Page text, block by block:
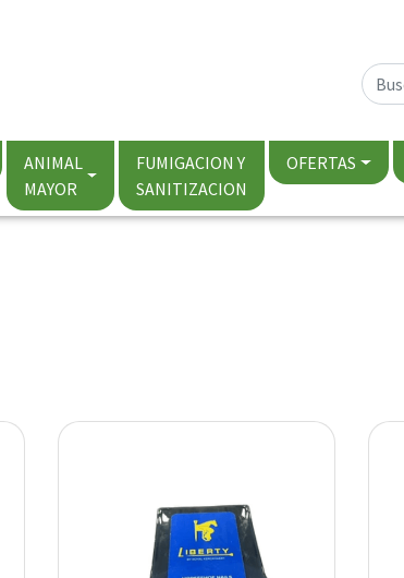
ANIMAL
MAYOR
FUMIGACION Y
SANITIZACION
OFERTAS